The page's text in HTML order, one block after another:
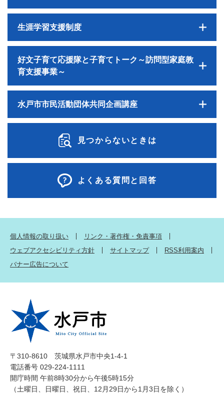
生涯学習支援制度
好文子育て応援隊と子育てトーク～訪問型家庭教
育支援事業～
水戸市市民活動団体共同企画講座
見つからないときは
よくある質問と回答
個人情報の取り扱い
リンク・著作権・免責事項
ウェブアクセシビリティ方針
サイトマップ
RSS利用案内
バナー広告について
〒310-8610 茨城県水戸市中央1-4-1
電話番号 029-224-1111
開庁時間 午前8時30分から午後5時15分
（土曜日、日曜日、祝日、12月29日から1月3日を除く）